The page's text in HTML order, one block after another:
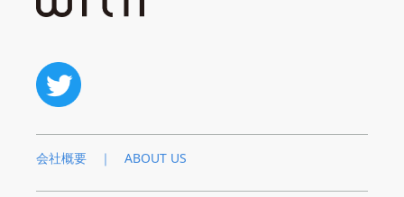
会社概要 ｜ ABOUT US